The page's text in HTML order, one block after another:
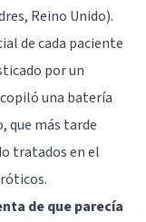
Reino Unido).
de cada paciente
por un
una batería
que más tarde
tratados en el
de que parecía